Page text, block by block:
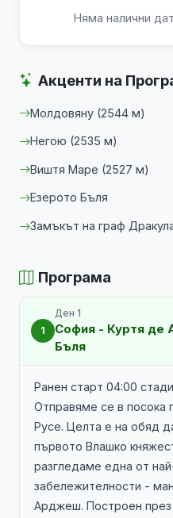
Няма налични
Акценти на
Молдовяну (2544 м)
Негою (2535 м)
Виштя Маре (2527 м)
Езерото Бъля
Замъкът на граф
Програма
1
Ден 1
София - Куртя де
Бъля
Ранен старт 04:00
Отправяме се в посока
Русе. Целта е на обяд
първото Влашко
разгледаме една от
забележителности -
Арджеш. Построен през